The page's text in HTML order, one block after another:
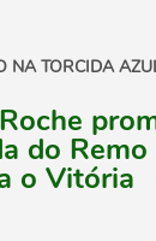
NA TORCIDA
do
o Vitória